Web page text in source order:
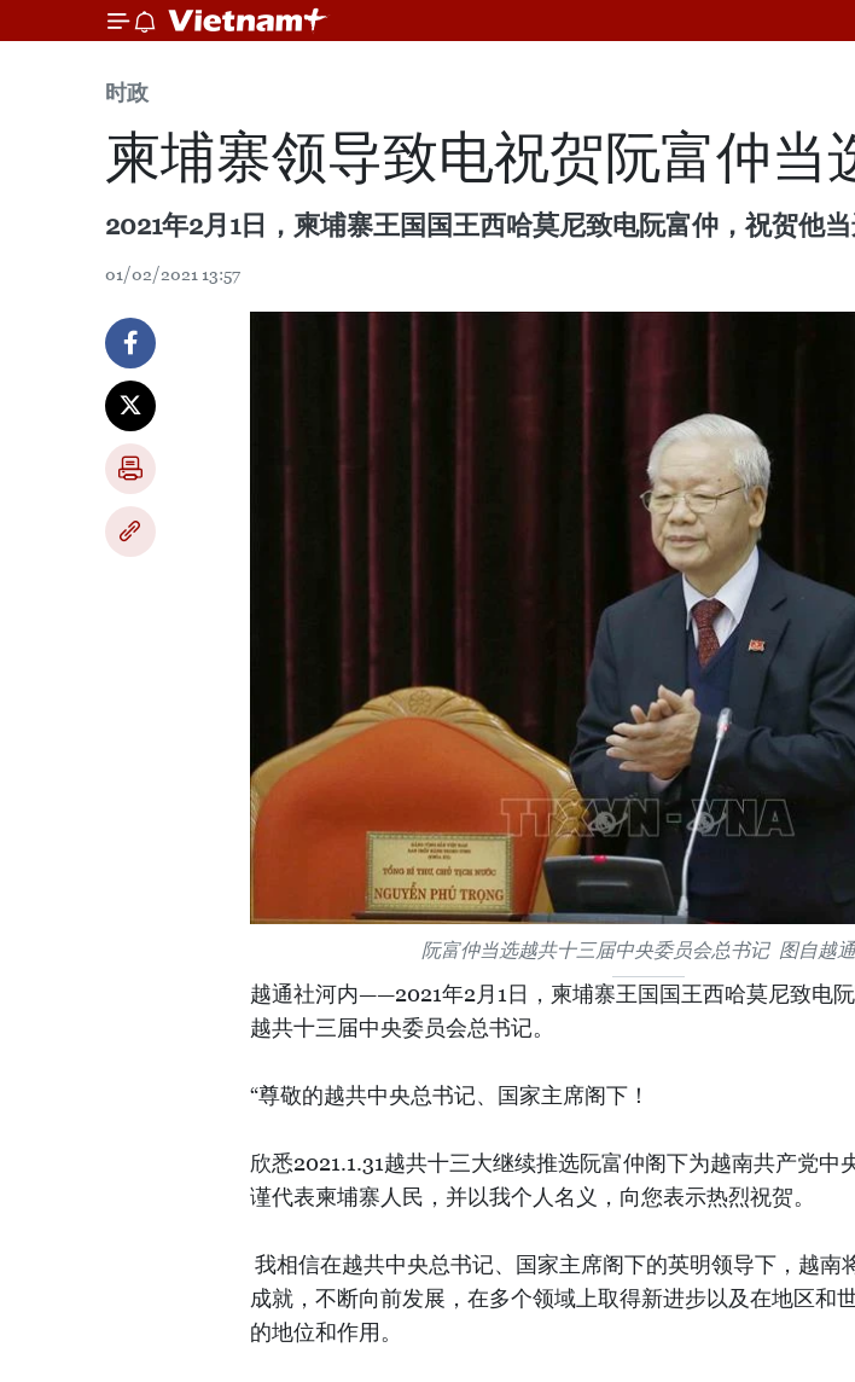
时政
柬埔寨领导致电祝贺阮富仲当
2021年2月1日，柬埔寨王国国王西哈莫尼致电阮富仲，祝贺他
01/02/2021 13:57
阮富仲当选越共十三届中央委员会总书记 图自越
越通社河内——2021年2月1日，柬埔寨王国国王西哈莫尼致电
越共十三届中央委员会总书记。
“尊敬的越共中央总书记、国家主席阁下！
欣悉2021.1.31越共十三大继续推选阮富仲阁下为越南共产党中
谨代表柬埔寨人民，并以我个人名义，向您表示热烈祝贺。
我相信在越共中央总书记、国家主席阁下的英明领导下，越南
成就，不断向前发展，在多个领域上取得新进步以及在地区和
的地位和作用。